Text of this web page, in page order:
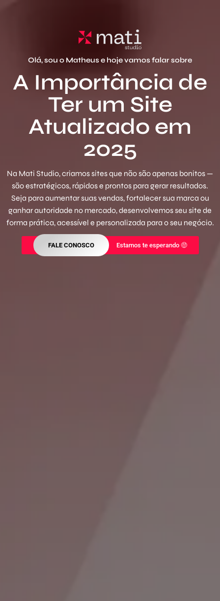
Olá, sou o Matheus e hoje vamos falar sobre
A Importância de
Ter um Site
Atualizado em
2025
Na Mati Studio, criamos sites que não são apenas bonitos —
são estratégicos, rápidos e prontos para gerar resultados.
Seja para aumentar suas vendas, fortalecer sua marca ou
ganhar autoridade no mercado, desenvolvemos seu site de
forma prática, acessível e personalizada para o seu negócio.
FALE CONOSCO Estamos te esperando 🤑